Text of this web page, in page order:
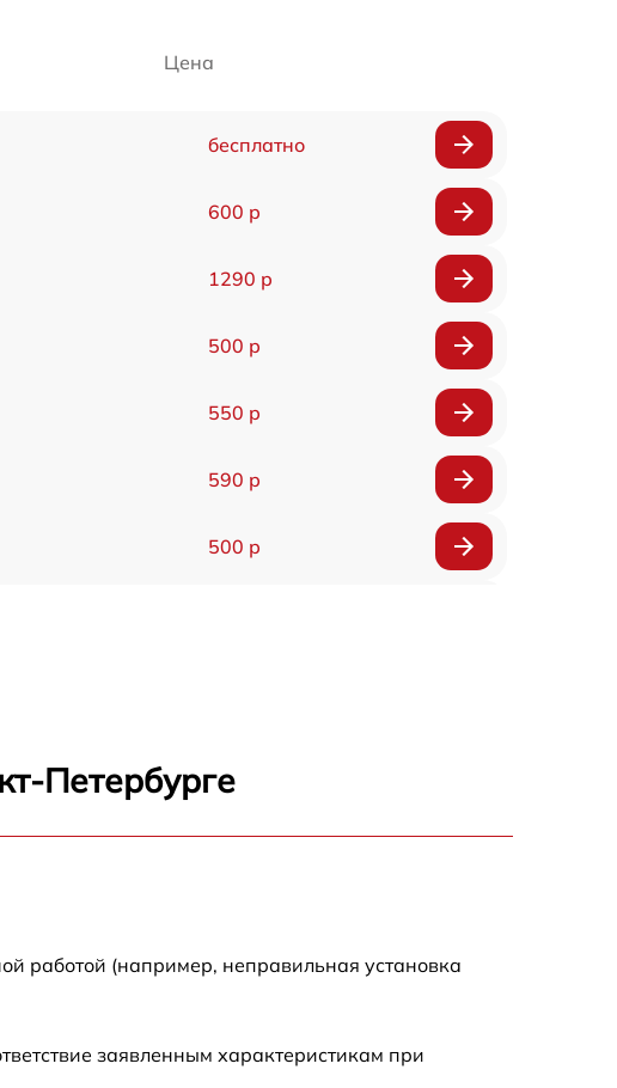
Цена
бесплатно
600 р
1290 р
500 р
550 р
590 р
500 р
Петербурге
работой (например, неправильная установка
заявленным характеристикам при